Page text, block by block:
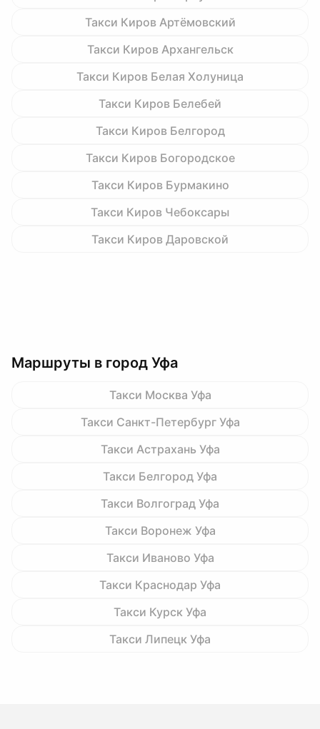
Такси Киров Артёмовский
Такси Киров Архангельск
Такси Киров Белая Холуница
Такси Киров Белебей
Такси Киров Белгород
Такси Киров Богородское
Такси Киров Бурмакино
Такси Киров Чебоксары
Такси Киров Даровской
Маршруты в город Уфа
Такси Москва Уфа
Такси Санкт-Петербург Уфа
Такси Астрахань Уфа
Такси Белгород Уфа
Такси Волгоград Уфа
Такси Воронеж Уфа
Такси Иваново Уфа
Такси Краснодар Уфа
Такси Курск Уфа
Такси Липецк Уфа